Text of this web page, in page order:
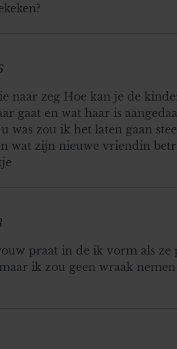
naar zeg Hoe kan je de
gaat en wat haar is
was zou ik het laten gaan
wat zijn nieuwe vriendin
praat in de ik vorm als ze
ik zou geen wraak